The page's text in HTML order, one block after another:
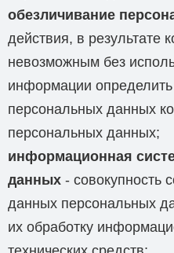
обезличивание
действия, в результате
невозможным без
информации
персональных данных
персональных данных;
информационная
данных - совокупность
данных персональных
их обработку